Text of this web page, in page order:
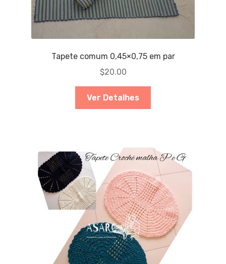
Tapete comum 0,45×0,75 em par
$20.00
Ver Detalhes